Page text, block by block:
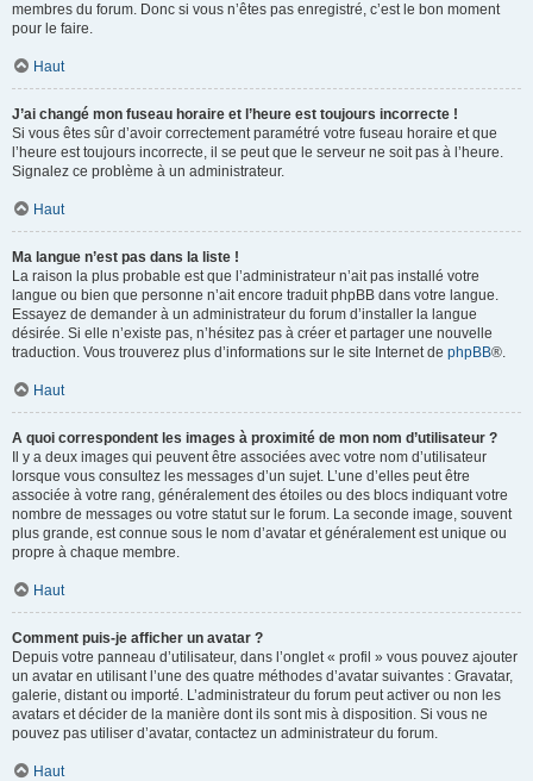
membres du forum. Donc si vous n’êtes pas enregistré, c’est le bon moment
pour le faire.
Haut
J’ai changé mon fuseau horaire et l’heure est toujours incorrecte !
Si vous êtes sûr d’avoir correctement paramétré votre fuseau horaire et que
l’heure est toujours incorrecte, il se peut que le serveur ne soit pas à l’heure.
Signalez ce problème à un administrateur.
Haut
Ma langue n’est pas dans la liste !
La raison la plus probable est que l’administrateur n’ait pas installé votre
langue ou bien que personne n’ait encore traduit phpBB dans votre langue.
Essayez de demander à un administrateur du forum d’installer la langue
désirée. Si elle n’existe pas, n’hésitez pas à créer et partager une nouvelle
traduction. Vous trouverez plus d’informations sur le site Internet de phpBB®.
Haut
A quoi correspondent les images à proximité de mon nom d’utilisateur ?
Il y a deux images qui peuvent être associées avec votre nom d’utilisateur
lorsque vous consultez les messages d’un sujet. L’une d’elles peut être
associée à votre rang, généralement des étoiles ou des blocs indiquant votre
nombre de messages ou votre statut sur le forum. La seconde image, souvent
plus grande, est connue sous le nom d’avatar et généralement est unique ou
propre à chaque membre.
Haut
Comment puis-je afficher un avatar ?
Depuis votre panneau d’utilisateur, dans l’onglet « profil » vous pouvez ajouter
un avatar en utilisant l’une des quatre méthodes d’avatar suivantes : Gravatar,
galerie, distant ou importé. L’administrateur du forum peut activer ou non les
avatars et décider de la manière dont ils sont mis à disposition. Si vous ne
pouvez pas utiliser d’avatar, contactez un administrateur du forum.
Haut